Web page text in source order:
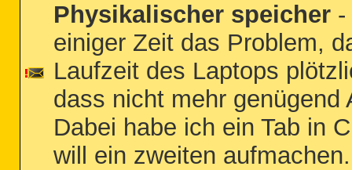
Physikalischer speicher -
einiger Zeit das Problem,
Laufzeit des Laptops
dass nicht mehr
Dabei habe ich ein Tab in
will ein zweiten